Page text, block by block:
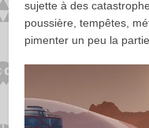
sujette à des
poussière, tempêtes,
pimenter un peu la